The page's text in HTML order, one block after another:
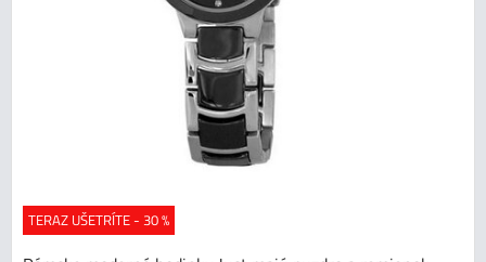
TERAZ UŠETRÍTE - 30 %